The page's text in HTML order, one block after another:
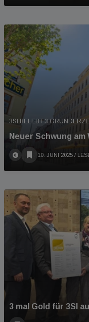
3SI BELEBT 3
Neuer Schwung am
10. JUNI 2025 /
3 mal Gold für 3SI